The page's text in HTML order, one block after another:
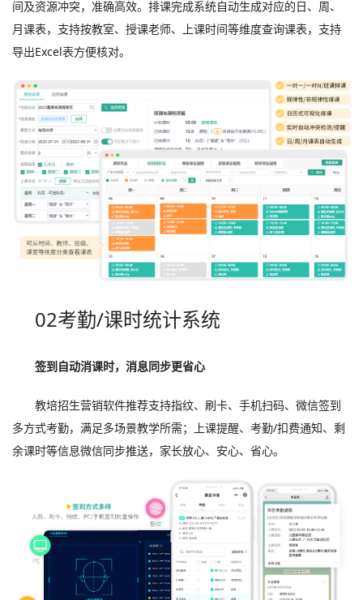
间及资源冲突，准确高效。排课完成系统自动生成对应的日、周、
月课表，支持按教室、授课老师、上课时间等维度查询课表，支持
导出Excel表方便核对。
02考勤/课时统计系统
签到自动消课时，消息同步更省心
教培招生营销软件推荐支持指纹、刷卡、手机扫码、微信签到
多方式考勤，满足多场景教学所需；上课提醒、考勤/扣费通知、剩
余课时等信息微信同步推送，家长放心、安心、省心。